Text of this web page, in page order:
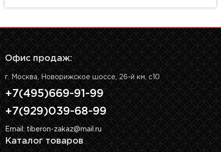
Офис продаж:
г. Москва, Новорижское шоссе, 26-й км, с10
+7(495)669-91-99
+7(929)039-68-99
Email: tiberon-zakaz@mail.ru
Каталог товаров